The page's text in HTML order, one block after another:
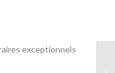
exceptionnels